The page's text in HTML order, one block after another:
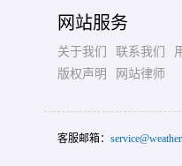
网站服务
关于我们 联系我们
版权声明
网站律师
客服邮箱：